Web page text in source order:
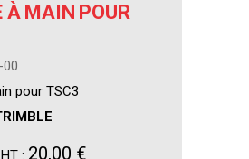
À MAIN POUR
00
pour TSC3
: 20,00 €